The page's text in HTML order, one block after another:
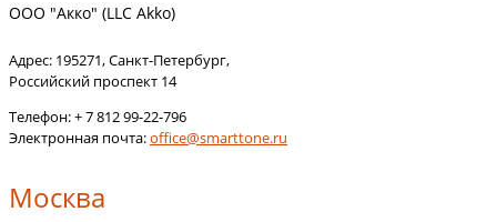
ООО "Акко" (LLC Akko)
Адрес: 195271,Санкт-Петербург,
Российский проспект 14
Телефон:+ 7 812 99-22-796
Электронная почта:office@smarttone.ru
Москва